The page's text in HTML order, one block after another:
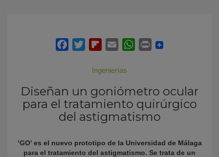
Ingenierías
Diseñan un goniómetro ocular
para el tratamiento quirúrgico
del astigmatismo
‘GO’ es el nuevo prototipo de la Universidad de Málaga
para el tratamiento del astigmatismo. Se trata de un